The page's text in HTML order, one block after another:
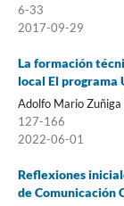
6-33
2017-09-29
La formación
local El programa
Adolfo Mario
127-166
2022-06-01
Reflexiones
de Comunicación